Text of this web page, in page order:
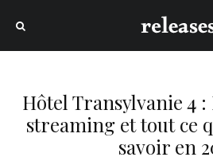
Hôtel Transylvanie 4
streaming et tout ce
savoir en